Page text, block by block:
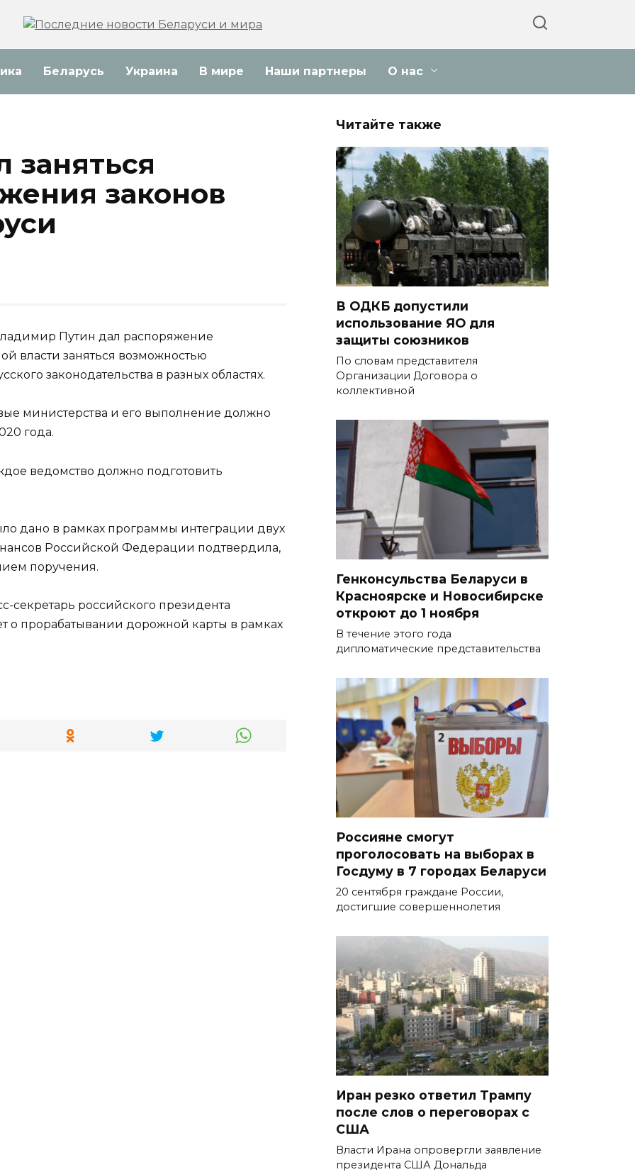
Беларусь Украина В мире Наши партнеры О нас
заняться
законов
Путин дал распоряжение
власти заняться возможностью
законодательства в разных областях.
министерства и его выполнение должно
года.
ведомство должно подготовить
дано в рамках программы интеграции двух
Российской Федерации подтвердила,
поручения.
российского президента
о прорабатывании дорожной карты в рамках
Читайте также
В ОДКБ допустили
использование ЯО для
защиты союзников
По словам представителя
Организации Договора о
коллективной
Генконсульства Беларуси в
Красноярске и Новосибирске
откроют до 1 ноября
В течение этого года
дипломатические представительства
Россияне смогут
проголосовать на выборах в
Госдуму в 7 городах Беларуси
20 сентября граждане России,
достигшие совершеннолетия
Иран резко ответил Трампу
после слов о переговорах с
США
Власти Ирана опровергли заявление
президента США Дональда